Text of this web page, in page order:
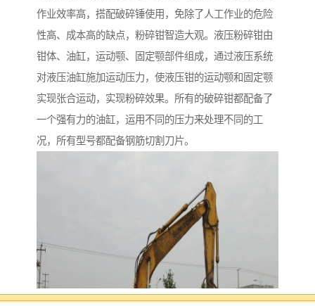
作业效率高，搭配破碎锤使用，免除了人工作业的危险
性高、成本高的缺点，粉碎钳智造大观。液压粉碎钳由
钳体、油缸，运动颚、固定颚部件组成，通过液压系统
对液压油缸施加运动压力，使液压钳的运动颚和固定颚
实现张合运动，实现粉碎效果。所有的破碎钳都配备了
一个强有力的油缸，运用不同的压力来处理不同的工
况，所有型号都配备钢筋切割刀片。